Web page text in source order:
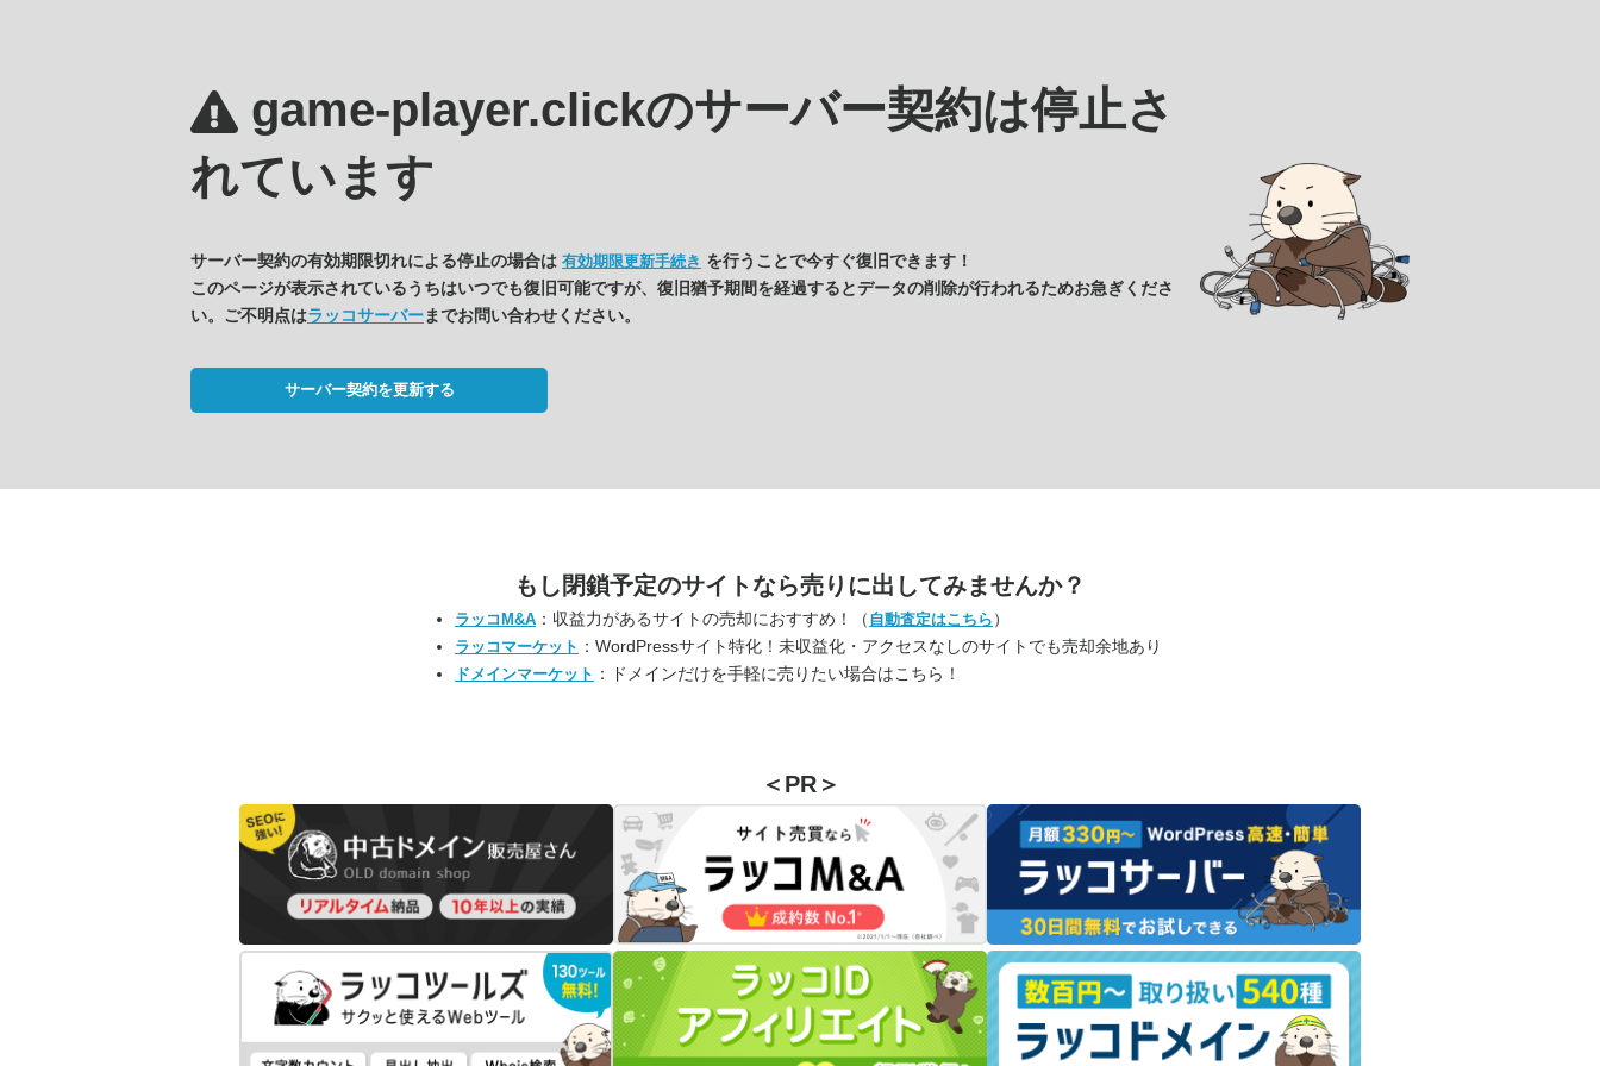
game-player.clickのサーバー契約は停止さ
れています
サーバー契約の有効期限切れによる停止の場合は 有効期限更新手続き を行うことで今すぐ復旧できます！
このページが表示されているうちはいつでも復旧可能ですが、復旧猶予期間を経過するとデータの削除が行われるためお急ぎくださ
い。ご不明点はラッコサーバーまでお問い合わせください。
サーバー契約を更新する
もし閉鎖予定のサイトなら売りに出してみませんか？
ラッコM&A ：収益力があるサイトの売却におすすめ！（ 自動査定はこちら ）
ラッコマーケット ：WordPressサイト特化！未収益化・アクセスなしのサイトでも売却余地あり
ドメインマーケット ：ドメインだけを手軽に売りたい場合はこちら！
＜PR＞